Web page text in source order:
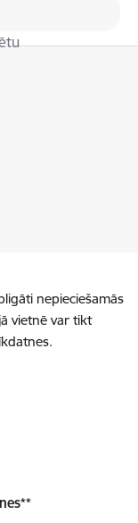
nepieciešamās
vietnē var tikt
**